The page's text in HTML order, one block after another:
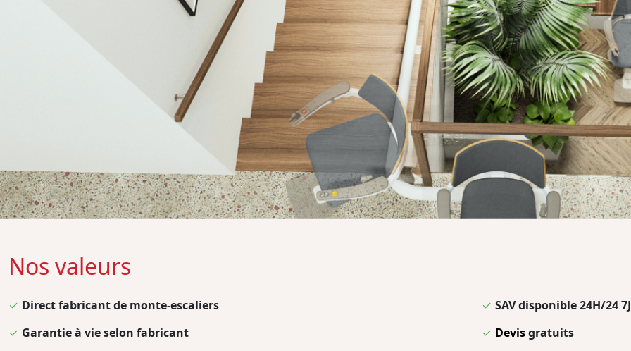
Nos valeurs
✓ Direct fabricant de monte-escaliers
✓ Garantie à vie selon fabricant
✓ SAV disponible 24H/24
✓ Devisgratuits